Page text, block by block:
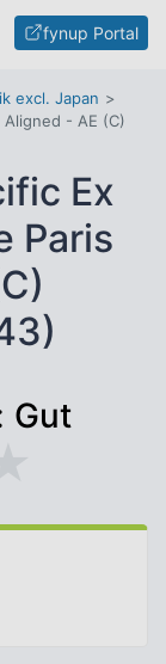
fynup Portal
excl. Japan
Aligned - AE (C)
Ex
Paris
Gut